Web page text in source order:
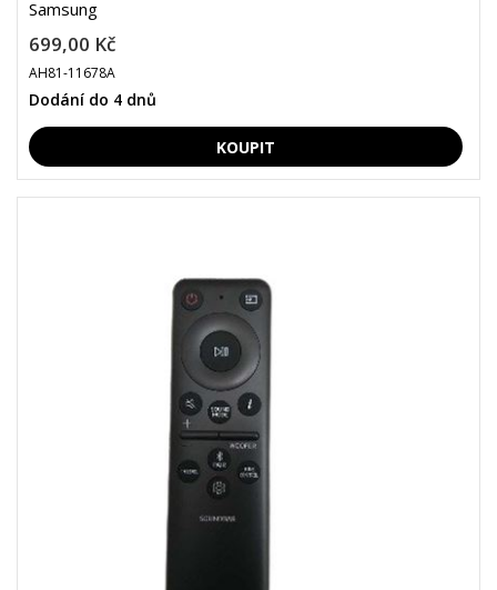
Samsung
699,00 Kč
AH81-11678A
Dodání do 4 dnů